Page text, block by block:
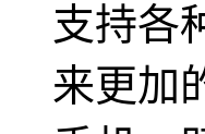
支持各
来更加